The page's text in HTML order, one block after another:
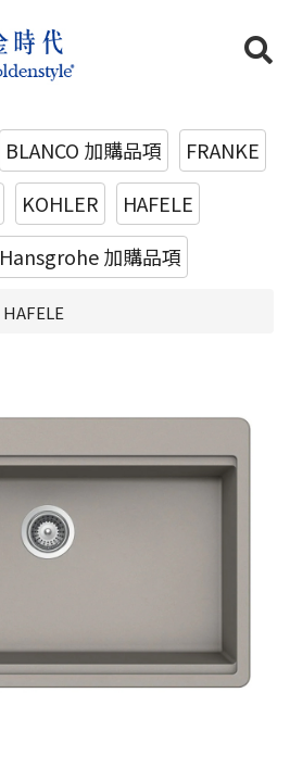
BLANCO 加購品項
FRANKE
KOHLER
HAFELE
Hansgrohe 加購品項
HAFELE